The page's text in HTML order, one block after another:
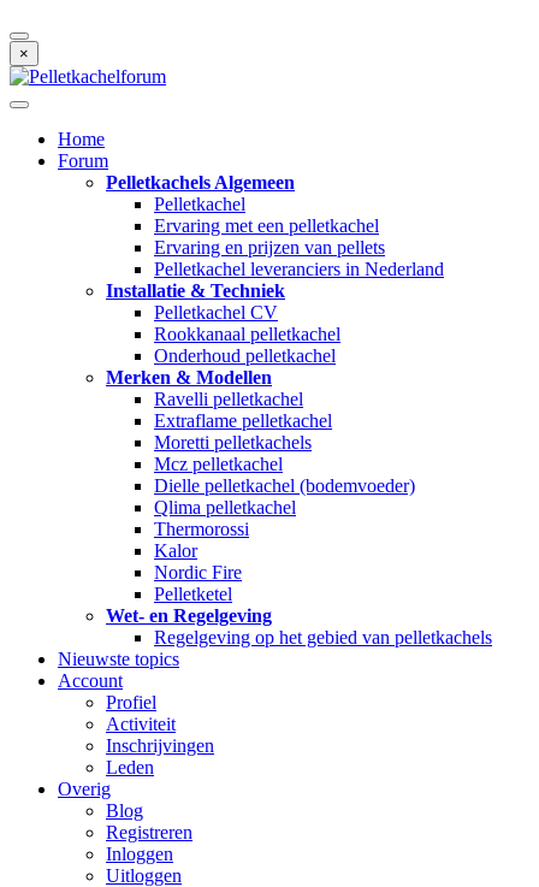
×
Home
Forum
Pelletkachels Algemeen
Pelletkachel
Ervaring met een pelletkachel
Ervaring en prijzen van pellets
Pelletkachel leveranciers in Nederland
Installatie & Techniek
Pelletkachel CV
Rookkanaal pelletkachel
Onderhoud pelletkachel
Merken & Modellen
Ravelli pelletkachel
Extraflame pelletkachel
Moretti pelletkachels
Mcz pelletkachel
Dielle pelletkachel (bodemvoeder)
Qlima pelletkachel
Thermorossi
Kalor
Nordic Fire
Pelletketel
Wet- en Regelgeving
Regelgeving op het gebied van pelletkachels
Nieuwste topics
Account
Profiel
Activiteit
Inschrijvingen
Leden
Overig
Blog
Registreren
Inloggen
Uitloggen